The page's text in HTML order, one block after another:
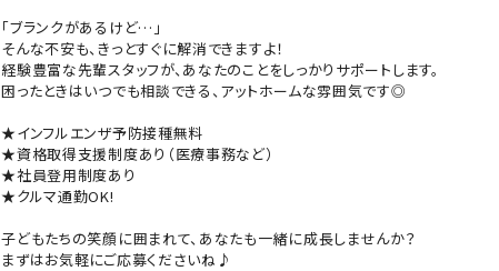
「ブランクがあるけど…」
そんな不安も、きっとすぐに解消できますよ！
経験豊富な先輩スタッフが、あなたのことをしっかりサポートします。
困ったときはいつでも相談できる、アットホームな雰囲気です◎
★インフルエンザ予防接種無料
★資格取得支援制度あり（医療事務など）
★社員登用制度あり
★クルマ通勤OK!
子どもたちの笑顔に囲まれて、あなたも一緒に成長しませんか？
まずはお気軽にご応募くださいね♪